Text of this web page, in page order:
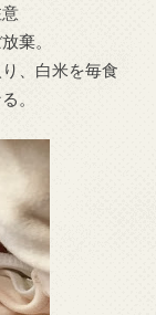
棄。
、白米を毎食
。